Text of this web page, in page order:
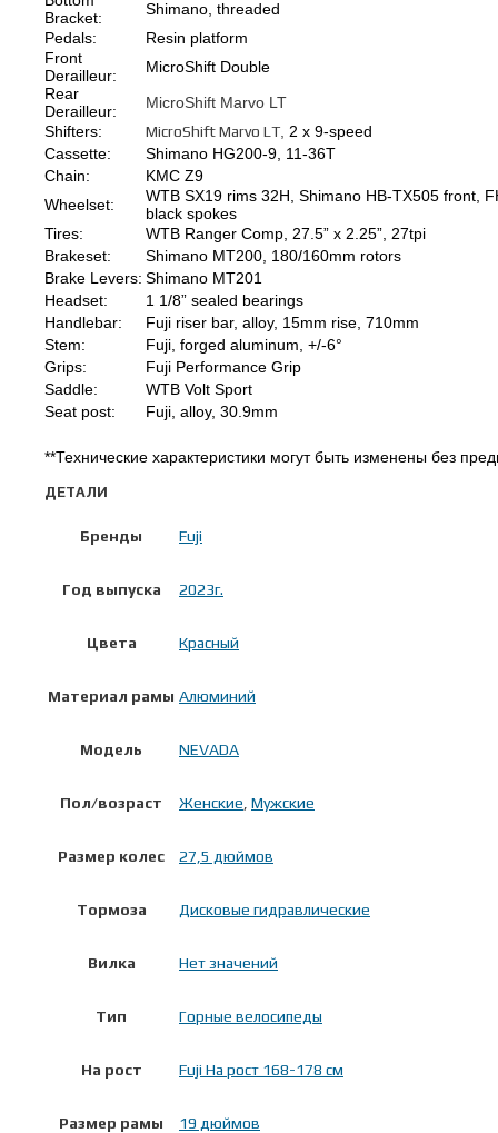
Bracket:
Shimano, threaded
Pedals:
Resin platform
Front
Derailleur:
MicroShift Double
Rear
Derailleur:
MicroShift Marvo LT
Shifters:
MicroShift Marvo LT 2 x 9-speed
Cassette:
Shimano HG200-9, 11-36T
Chain:
KMC Z9
Wheelset:
WTB SX19 rims 32H, Shimano HB-TX505 front,
black spokes
Tires:
WTB Ranger Comp, 27.5” x 2.25”, 27tpi
Brakeset:
Shimano MT200, 180/160mm rotors
Brake Levers: Shimano MT201
Headset:
1 1/8” sealed bearings
Handlebar:
Fuji riser bar, alloy, 15mm rise, 710mm
Stem:
Fuji, forged aluminum, +/-6°
Grips:
Fuji Performance Grip
Saddle:
WTB Volt Sport
Seat post:
Fuji, alloy, 30.9mm
**Технические характеристики могут быть изменены без
ДЕТАЛИ
Бренды Fuji
Год выпуска 2023г.
Цвета Красный
Материал рамы Алюминий
Модель NEVADA
Пол/возраст Женские Мужские
Размер колес 27,5 дюймов
Тормоза Дисковые гидравлические
Вилка Нет значений
Тип Горные велосипеды
На рост Fuji На рост 168-178 см
Размер рамы 19 дюймов